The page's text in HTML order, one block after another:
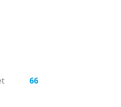
66